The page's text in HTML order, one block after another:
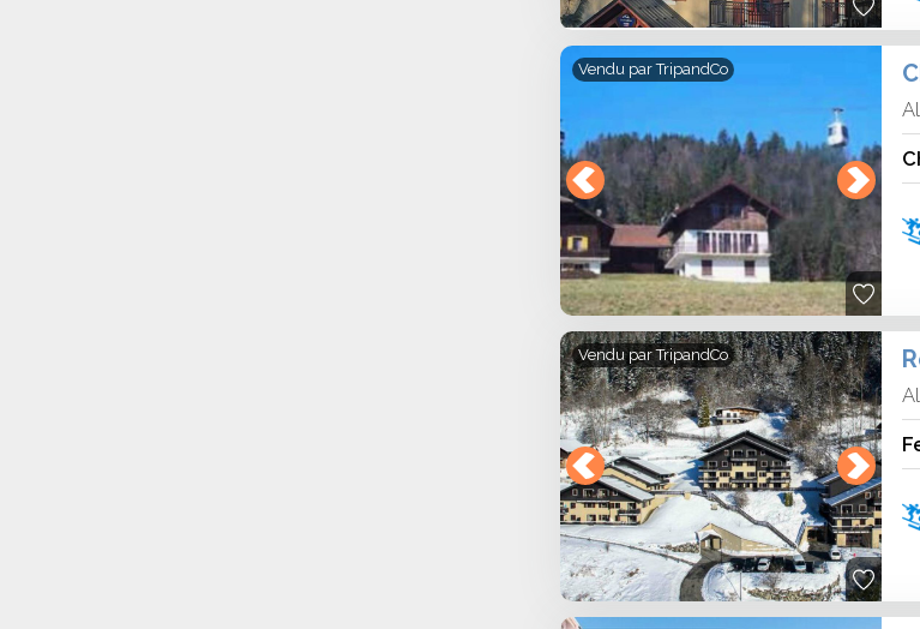
Vendu parTripandCo
Vendu parTripandCo